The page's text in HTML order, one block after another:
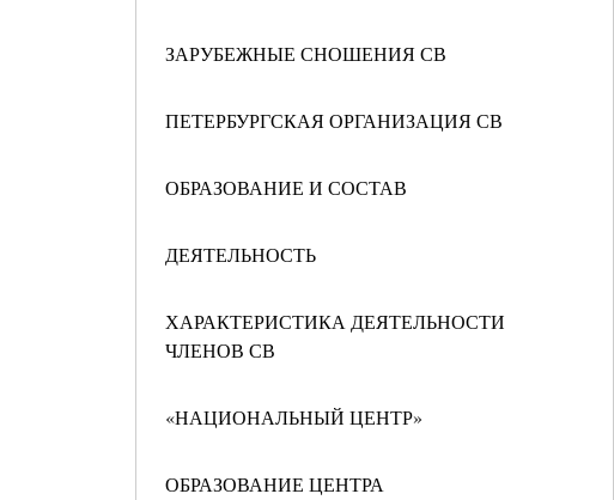
ЗАРУБЕЖНЫЕ СНОШЕНИЯ СВ
ПЕТЕРБУРГСКАЯ ОРГАНИЗАЦИЯ СВ
ОБРАЗОВАНИЕ И СОСТАВ
ДЕЯТЕЛЬНОСТЬ
ХАРАКТЕРИСТИКА ДЕЯТЕЛЬНОСТИ
ЧЛЕНОВ СВ
«НАЦИОНАЛЬНЫЙ ЦЕНТР»
ОБРАЗОВАНИЕ ЦЕНТРА